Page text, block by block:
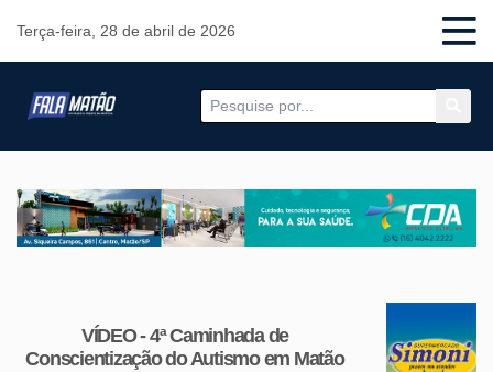
Terça-feira, 28 de abril de 2026
VÍDEO - 4ª Caminhada de
Conscientização do Autismo em Matão